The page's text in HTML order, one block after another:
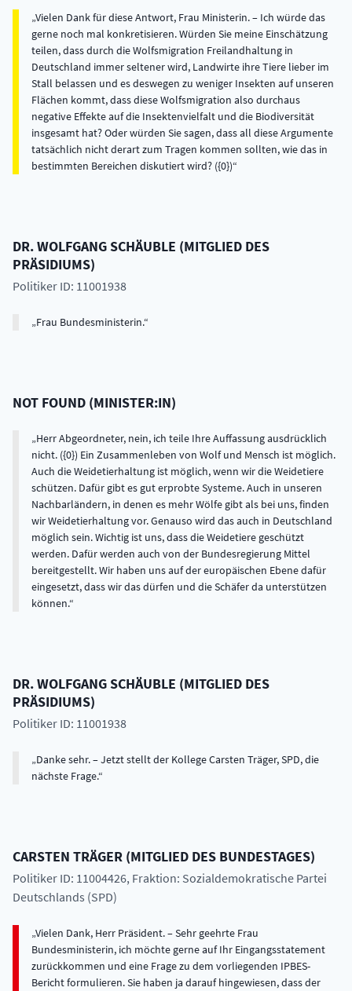
Vielen Dank für diese Antwort, Frau Ministerin. – Ich würde das
gerne noch mal konkretisieren. Würden Sie meine Einschätzung
teilen, dass durch die Wolfsmigration Freilandhaltung in
Deutschland immer seltener wird, Landwirte ihre Tiere lieber im
Stall belassen und es deswegen zu weniger Insekten auf unseren
Flächen kommt, dass diese Wolfsmigration also durchaus
negative Effekte auf die Insektenvielfalt und die Biodiversität
insgesamt hat? Oder würden Sie sagen, dass all diese Argumente
tatsächlich nicht derart zum Tragen kommen sollten, wie das in
bestimmten Bereichen diskutiert wird? ({0})
DR.WOLFGANGSCHÄUBLE (MITGLIED DES
PRÄSIDIUMS)
Politiker ID: 11001938
Frau Bundesministerin.
NOT FOUND (MINISTER:IN)
Herr Abgeordneter, nein, ich teile Ihre Auffassung ausdrücklich
nicht. ({0}) Ein Zusammenleben von Wolf und Mensch ist möglich.
Auch die Weidetierhaltung ist möglich, wenn wir die Weidetiere
schützen. Dafür gibt es gut erprobte Systeme. Auch in unseren
Nachbarländern, in denen es mehr Wölfe gibt als bei uns, finden
wir Weidetierhaltung vor. Genauso wird das auch in Deutschland
möglich sein. Wichtig ist uns, dass die Weidetiere geschützt
werden. Dafür werden auch von der Bundesregierung Mittel
bereitgestellt. Wir haben uns auf der europäischen Ebene dafür
eingesetzt, dass wir das dürfen und die Schäfer da unterstützen
können.
DR.WOLFGANGSCHÄUBLE (MITGLIED DES
PRÄSIDIUMS)
Politiker ID: 11001938
Danke sehr. – Jetzt stellt der Kollege Carsten Träger, SPD, die
nächste Frage.
CARSTEN TRÄGER (MITGLIED DES BUNDESTAGES)
Politiker ID: 11004426, Fraktion: Sozialdemokratische Partei
Deutschlands (SPD)
Vielen Dank, Herr Präsident. – Sehr geehrte Frau
Bundesministerin, ich möchte gerne auf Ihr Eingangsstatement
zurückkommen und eine Frage zu dem vorliegenden IPBES-
Bericht formulieren. Sie haben ja darauf hingewiesen, dass der